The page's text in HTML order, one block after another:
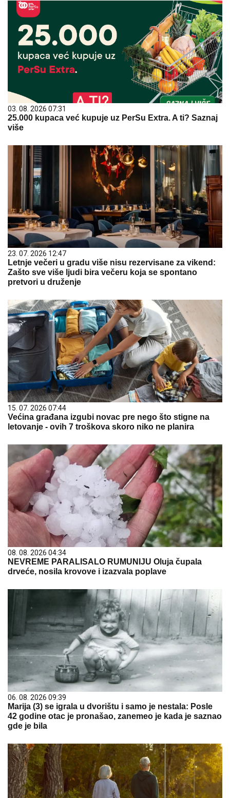
03. 08. 2026 07:31
25.000 kupaca već kupuje uz PerSu Extra. A ti? Saznaj
više
23. 07. 2026 12:47
Letnje večeri u gradu više nisu rezervisane za vikend:
Zašto sve više ljudi bira večeru koja se spontano
pretvori u druženje
15. 07. 2026 07:44
Većina građana izgubi novac pre nego što stigne na
letovanje - ovih 7 troškova skoro niko ne planira
08. 08. 2026 04:34
NEVREME PARALISALO RUMUNIJU Oluja čupala
drveće, nosila krovove i izazvala poplave
06. 08. 2026 09:39
Marija (3) se igrala u dvorištu i samo je nestala: Posle
42 godine otac je pronašao, zanemeo je kada je saznao
gde je bila